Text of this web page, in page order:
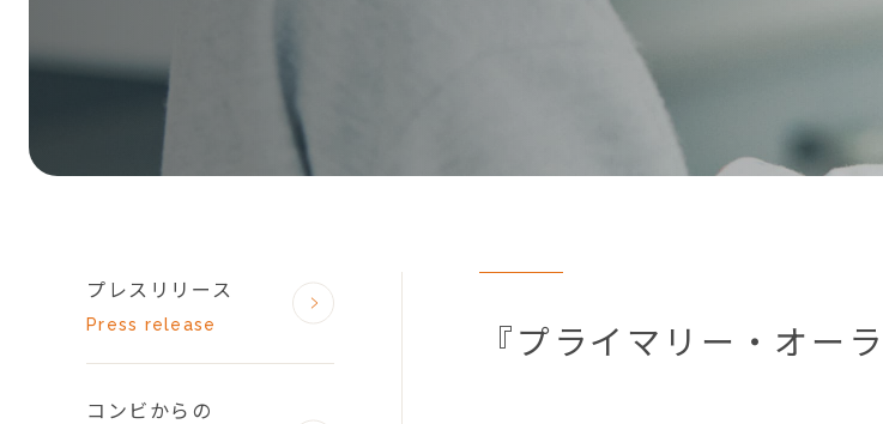
『プライマリー・オー
プレスリリース
Press release
コンビからの